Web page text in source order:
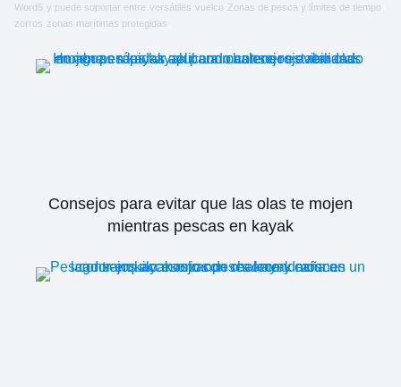
Word5 y puede soportar entre versátiles vuelco Zonas de pesca y límites de tiempo
zorros zonas marítimas protegidas
Consejos para evitar que las olas te mojen
mientras pescas en kayak